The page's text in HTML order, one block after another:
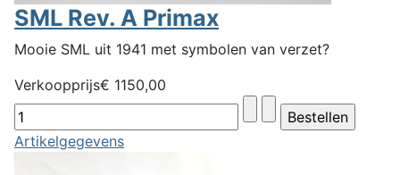
SML Rev. A Primax
Mooie SML uit 1941 met symbolen van verzet?
Verkoopprijs€ 1150,00
Artikelgegevens